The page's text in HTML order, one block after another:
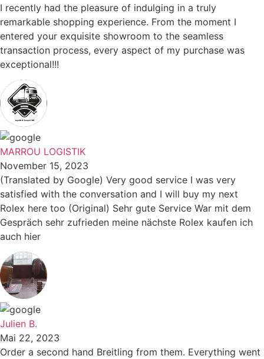
I recently had the pleasure of indulging in a truly
remarkable shopping experience. From the moment I
entered your exquisite showroom to the seamless
transaction process, every aspect of my purchase was
exceptional!!!
MARROU LOGISTIK
November 15, 2023
(Translated by Google) Very good service I was very
satisfied with the conversation and I will buy my next
Rolex here too (Original) Sehr gute Service War mit dem
Gespräch sehr zufrieden meine nächste Rolex kaufen ich
auch hier
Julien B.
Mai 22, 2023
Order a second hand Breitling from them. Everything went